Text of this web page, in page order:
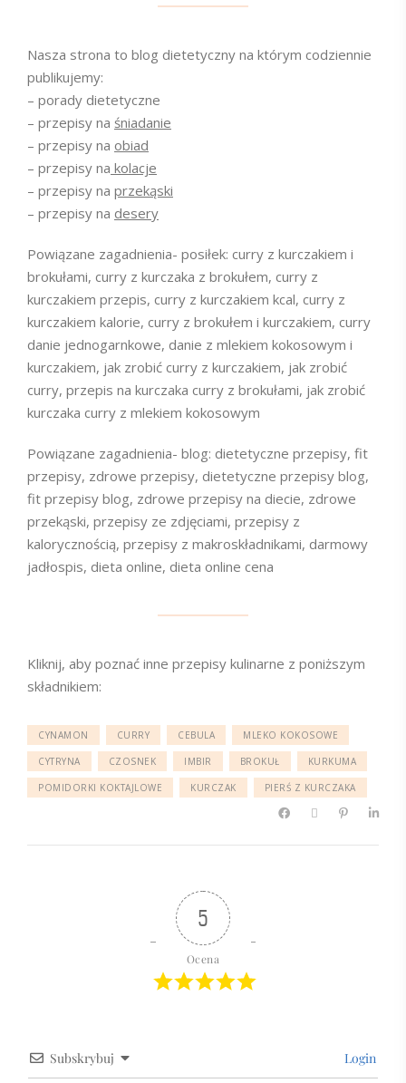
Nasza strona to blog dietetyczny na którym codziennie
publikujemy:
– porady dietetyczne
– przepisy na śniadanie
– przepisy na obiad
– przepisy na kolacje
– przepisy na przekąski
– przepisy na desery
Powiązane zagadnienia- posiłek: curry z kurczakiem i
brokułami, curry z kurczaka z brokułem, curry z
kurczakiem przepis, curry z kurczakiem kcal, curry z
kurczakiem kalorie, curry z brokułem i kurczakiem, curry
danie jednogarnkowe, danie z mlekiem kokosowym i
kurczakiem, jak zrobić curry z kurczakiem, jak zrobić
curry, przepis na kurczaka curry z brokułami, jak zrobić
kurczaka curry z mlekiem kokosowym
Powiązane zagadnienia- blog: dietetyczne przepisy, fit
przepisy, zdrowe przepisy, dietetyczne przepisy blog,
fit przepisy blog, zdrowe przepisy na diecie, zdrowe
przekąski, przepisy ze zdjęciami, przepisy z
kalorycznością, przepisy z makroskładnikami, darmowy
jadłospis, dieta online, dieta online cena
Kliknij, aby poznać inne przepisy kulinarne z poniższym
składnikiem:
CYNAMON CURRY CEBULA MLEKO KOKOSOWE
CYTRYNA CZOSNEK IMBIR BROKUŁ KURKUMA
POMIDORKI KOKTAJLOWE KURCZAK PIERŚ Z KURCZAKA
5
Ocena
Subskrybuj Login